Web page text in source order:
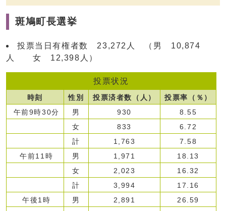
斑鳩町長選挙
投票当日有権者数 23,272人 （男 10,874
人 女 12,398人）
投票状況
時刻 性別 投票済者数（人）
投票率（％）
午前9時30分
男 930
8.55
女
833
6.72
計
1,763
7.58
午前11時
男 1,971
18.13
女
2,023
16.32
計
3,994
17.16
午後1時
男 2,891
26.59